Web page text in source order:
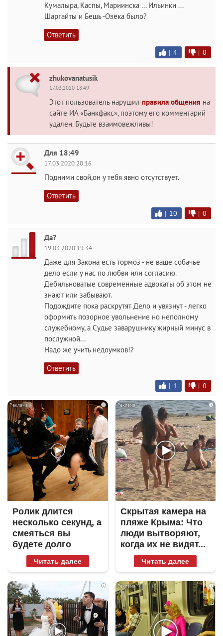
Кумалыра, Каспы, Мариинска ... Ильинки ...
Шаргайты и Бешь -Озёка было?
Ответить
| 4 | 0
zhukovanatusik
17.03.2020 18:49
Этот пользователь нарушил правила общения на
сайте ИА «Банкфакс», поэтому его комментарий
удален. Будьте взаимовежливы!
Для 18:49
17.03.2020 20:16
Подними свой,он у тебя явно отсутствует.
Ответить
| 10 | 0
Да?
19.03.2020 19:34
Даже для Закона есть тормоз - не ваше собачье
дело если у нас по любви или согласию.
Дебильноватые современные адвокаты об этом не
знают или забывают.
Подождите пока раскрутят Дело и увязнут - легко
оформить позорное увольнение но неполному
служебному, а Судье заварушнику жирный минус в
послужной...
Надо же учить недоумков!?
Ответить
| 1 | 0
i
Ролик длится
несколько секунд, а
смеяться вы
будете долго
Читать далее
i
Скрытая камера на
пляже Крыма: Что
люди вытворяют,
когда их не видят...
Читать далее
i i